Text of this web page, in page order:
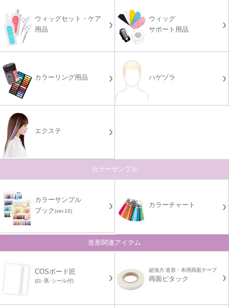
ウィッグセット・ケア
用品
ウィッグ
サポート用品
カラーリング用品 ハゲヅラ
エクステ
カラーサンプル
カラーサンプル
ブック(ver.10)
カラーチャート
造形関連アイテム
COSボード匠
(白･黒･シール付)
超強力 造形・布用両面テープ
両面ピタック